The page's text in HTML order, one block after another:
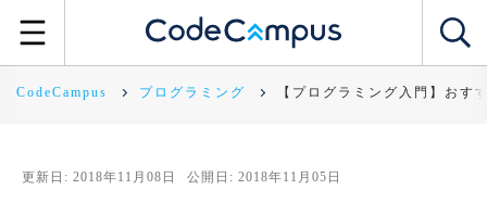
CodeCampus プログラミング 【プログラミング入門】おす
更新日: 2018年11月08日 公開日: 2018年11月05日